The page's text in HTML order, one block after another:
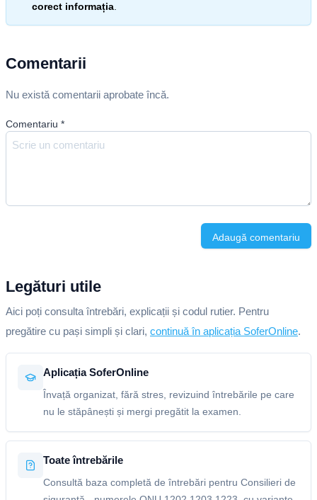
corect informația
Comentarii
Nu există comentarii aprobate încă.
Comentariu *
Adaugă comentariu
Legături utile
Aici poți consulta întrebări, explicații și codul rutier. Pentru
pregătire cu pași simpli și clari, continuă în aplicația SoferOnline.
Aplicația SoferOnline
Învață organizat, fără stres, revizuind întrebările pe care
nu le stăpânești și mergi pregătit la examen.
Toate întrebările
Consultă baza completă de întrebări pentru Consilieri de